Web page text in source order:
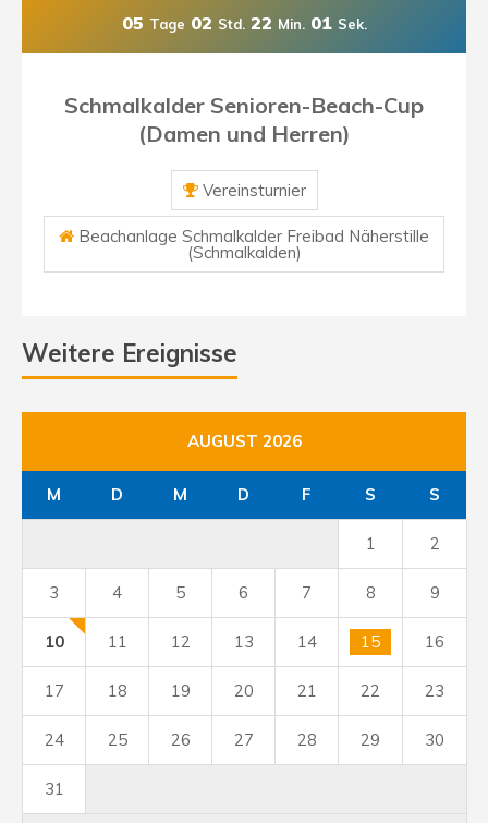
05 Tage 02 Std. 22 Min. 01 Sek.
Schmalkalder Senioren-Beach-Cup
(Damen und Herren)
Vereinsturnier
Beachanlage Schmalkalder Freibad Näherstille
(Schmalkalden)
Weitere Ereignisse
AUGUST 2026
M D M D F S S
1 2
3 4 5 6 7 8 9
10 11 12 13 14 15 16
17 18 19 20 21 22 23
24 25 26 27 28 29 30
31